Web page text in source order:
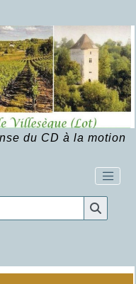
du CD à la motion